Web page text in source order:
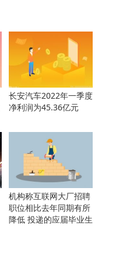
长安汽车2022年一季度
净利润为45.36亿元
机构称互联网大厂招聘
职位相比去年同期有所
降低 投递的应届毕业生